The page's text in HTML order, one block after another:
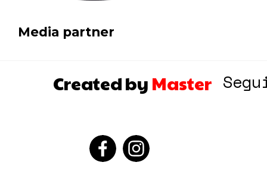
Media partner
Created byMaster